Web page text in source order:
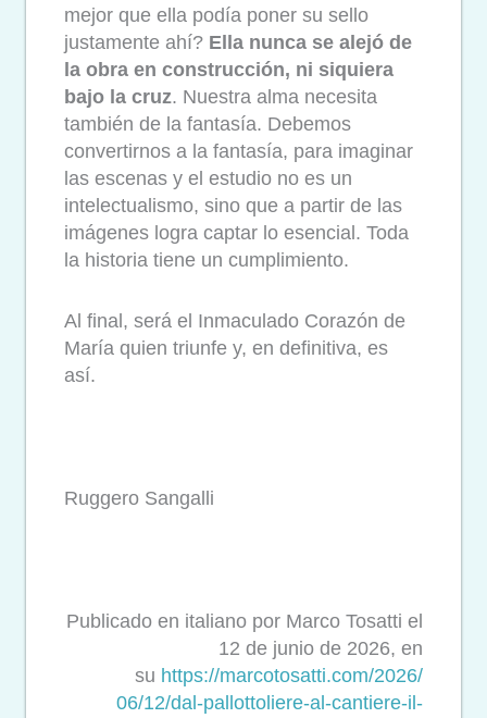
mejor que ella podía poner su sello
justamente ahí? Ella nunca se alejó de
la obra en construcción, ni siquiera
bajo la cruz. Nuestra alma necesita
también de la fantasía. Debemos
convertirnos a la fantasía, para imaginar
las escenas y el estudio no es un
intelectualismo, sino que a partir de las
imágenes logra captar lo esencial. Toda
la historia tiene un cumplimiento.
Al final, será el Inmaculado Corazón de
María quien triunfe y, en definitiva, es
así.
Ruggero Sangalli
Publicado en italiano por Marco Tosatti el
12 de junio de 2026, en
su https://marcotosatti.com/2026/
06/12/dal-pallottoliere-al-cantiere-il-